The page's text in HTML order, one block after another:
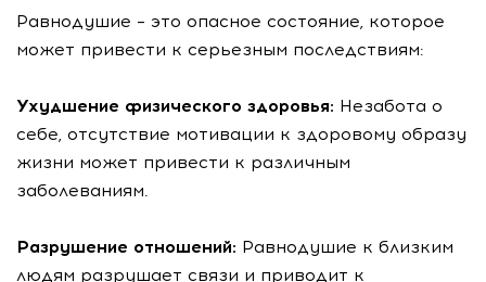
Равнодушие – это опасное состояние, которое
может привести к серьезным последствиям:
Ухудшение физического здоровья: Незабота о
себе, отсутствие мотивации к здоровому образу
жизни может привести к различным
заболеваниям.
Разрушение отношений: Равнодушие к близким
людям разрушает связи и приводит к